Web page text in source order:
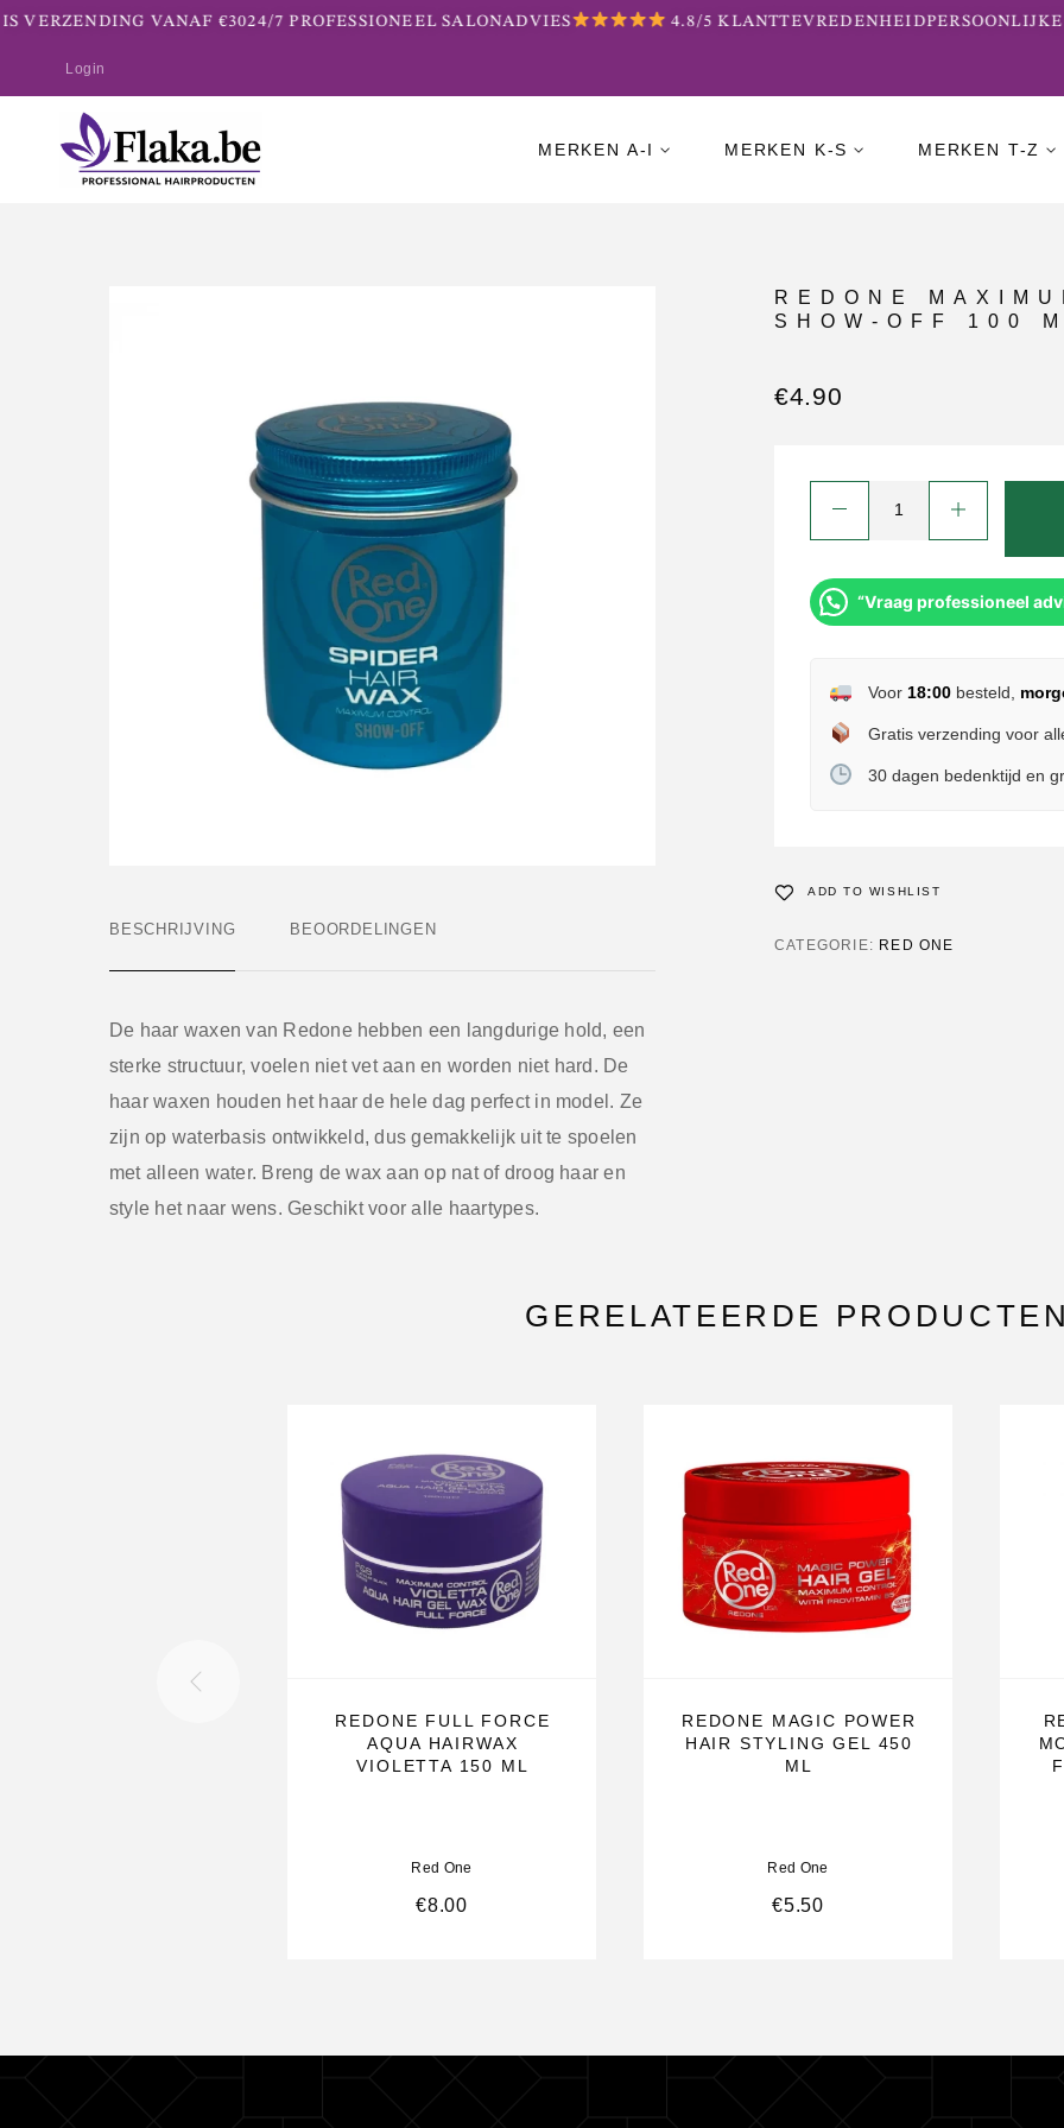
VERZENDING VANAF €3024/7 PROFESSIONEEL SALONADVIES 4.8/5 KLANTTEVREDENHEIDPERSOONLIJKE
Login
MERKEN A-I MERKEN K-S MERKEN T-Z
BESCHRIJVING BEOORDELINGEN
De haar waxen van Redone hebben een langdurige hold, een
sterke structuur, voelen niet vet aan en worden niet hard. De
haar waxen houden het haar de hele dag perfect in model. Ze
zijn op waterbasis ontwikkeld, dus gemakkelijk uit te spoelen
met alleen water. Breng de wax aan op nat of droog haar en
style het naar wens. Geschikt voor alle haartypes.
REDONE
SHOW-OFF 100
€4.90
“Vraag professioneel
Voor 18:00besteld,
Gratis verzending voor
30 dagen bedenktijd en
ADD TO WISHLIST
CATEGORIE: RED ONE
GERELATEERDE
REDONE FULL FORCE
AQUA HAIRWAX
VIOLETTA 150 ML
Red One
€8.00
REDONE MAGIC POWER
HAIR STYLING GEL 450
ML
Red One
€5.50